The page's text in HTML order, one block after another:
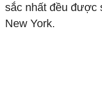
sắc nhất đều được
New York.